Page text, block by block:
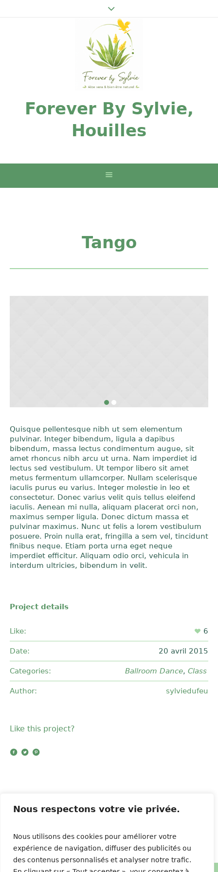
Nous respectons votre vie privée.
Nous utilisons des cookies pour améliorer votre
expérience de navigation, diffuser des publicités ou
des contenus personnalisés et analyser notre trafic.
Forever By Sylvie,
Houilles
Tango
Quisque pellentesque nibh ut sem elementum
pulvinar. Integer bibendum, ligula a dapibus
bibendum, massa lectus condimentum augue, sit
amet rhoncus nibh arcu ut urna. Nam imperdiet id
lectus sed vestibulum. Ut tempor libero sit amet
metus fermentum ullamcorper. Nullam scelerisque
iaculis purus eu varius. Integer molestie in leo et
consectetur. Donec varius velit quis tellus eleifend
iaculis. Aenean mi nulla, aliquam placerat orci non,
maximus semper ligula. Donec dictum massa et
pulvinar maximus. Nunc ut felis a lorem vestibulum
posuere. Proin nulla erat, fringilla a sem vel, tincidunt
finibus neque. Etiam porta urna eget neque
imperdiet efficitur. Aliquam odio orci, vehicula in
interdum ultricies, bibendum in velit.
Project details
Like: 6
Date: 20 avril 2015
Categories: Ballroom Dance, Class
Author: sylviedufeu
Like this project?